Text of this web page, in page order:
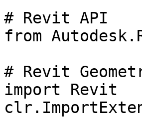
# Revit API
from
# Revit
import Revit